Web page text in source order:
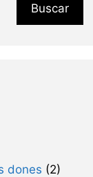
Buscar
dones (2)